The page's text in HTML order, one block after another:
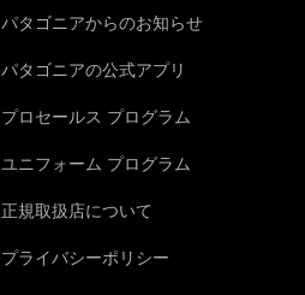
パタゴニアからのお知らせ
パタゴニアの公式アプリ
プロセールス プログラム
ユニフォーム プログラム
正規取扱店について
プライバシーポリシー